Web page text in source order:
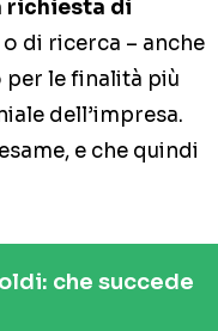
richiesta di
di ricerca – anche
per le finalità più
dell’impresa.
e che quindi
che succede